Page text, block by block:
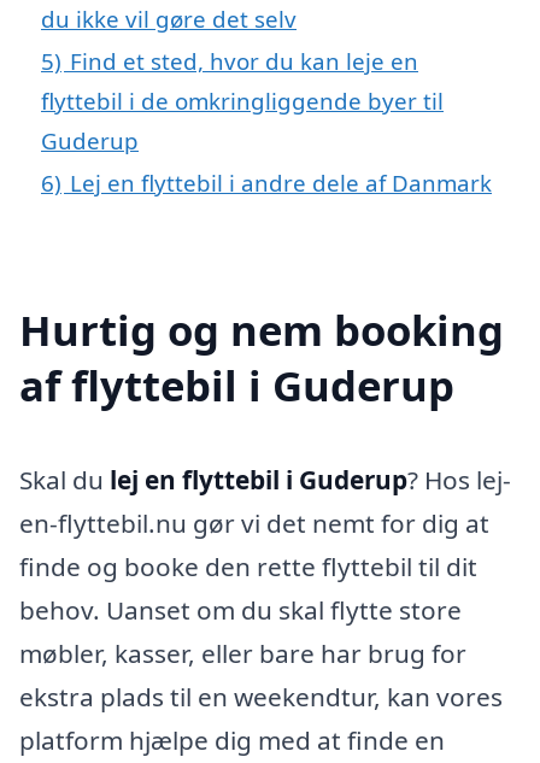
du ikke vil gøre det selv
5) Find et sted, hvor du kan leje en
flyttebil i de omkringliggende byer til
Guderup
6) Lej en flyttebil i andre dele af Danmark
Hurtig og nem booking
af flyttebil i Guderup
Skal du lej en flyttebil i Guderup? Hos lej-
en-flyttebil.nu gør vi det nemt for dig at
finde og booke den rette flyttebil til dit
behov. Uanset om du skal flytte store
møbler, kasser, eller bare har brug for
ekstra plads til en weekendtur, kan vores
platform hjælpe dig med at finde en